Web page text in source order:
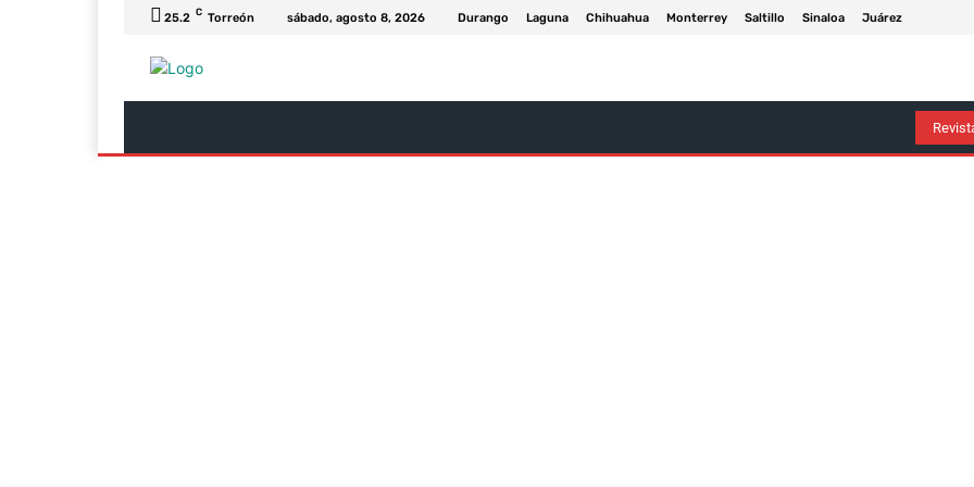
25.2 C Torreón sábado, agosto 8, 2026 Durango Laguna Chihuahua Monterrey Saltillo Sinaloa Juárez
Política